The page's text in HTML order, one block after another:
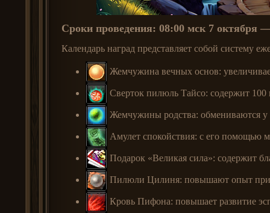
Сроки проведения: 08:00 мск 7 октября
Календарь наград представляет собой систему
Жемчужина вечных основ:
Сверток пилюль Тайсо: содержит
Жемчужины родства: обмениваются у
Амулет спокойствия: с его помощью
Подарок «Великая сила»: содержит
Пилюли Цилиня: повышают опыт
Кровь Пифона: повышает развитие